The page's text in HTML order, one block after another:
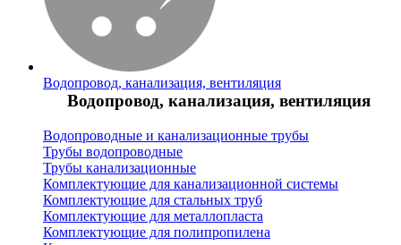
Водопровод, канализация, вентиляция
Водопровод, канализация, вентиляция
Водопроводные и канализационные трубы
Трубы водопроводные
Трубы канализационные
Комплектующие для канализационной системы
Комплектующие для стальных труб
Комплектующие для металлопласта
Комплектующие для полипропилена